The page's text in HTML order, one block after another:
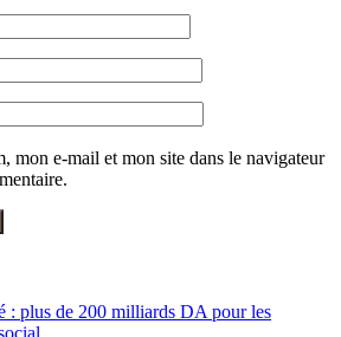
mon e-mail et mon site dans le navigateur
: plus de 200 milliards DA pour les